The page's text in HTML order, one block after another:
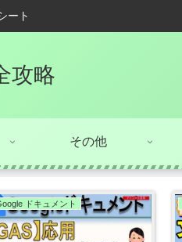
ート
攻略
その他
ドキュメント